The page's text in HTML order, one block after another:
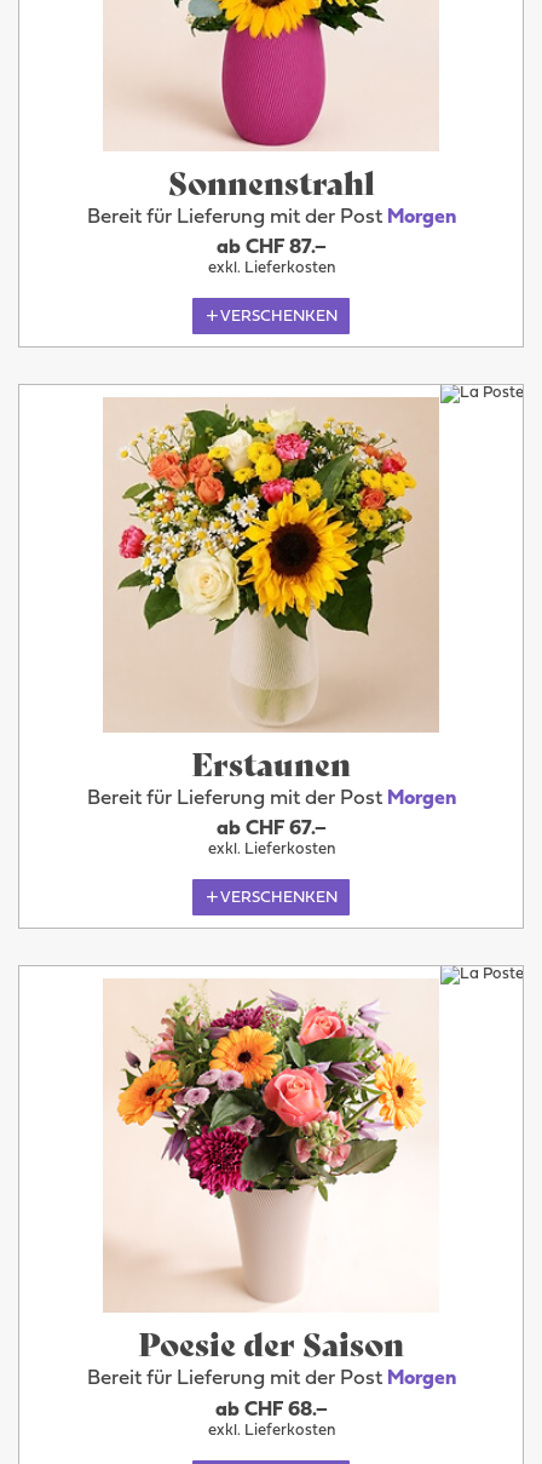
Sonnenstrahl
Bereit für Lieferung mit der Post Morgen
ab CHF 87.–
exkl. Lieferkosten
VERSCHENKEN
Erstaunen
Bereit für Lieferung mit der Post Morgen
ab CHF 67.–
exkl. Lieferkosten
VERSCHENKEN
Poesie der Saison
Bereit für Lieferung mit der Post Morgen
ab CHF 68.–
exkl. Lieferkosten